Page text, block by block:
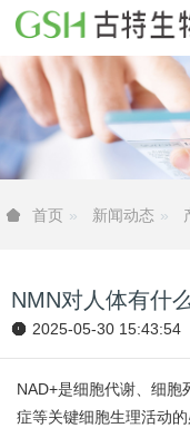
首页 新闻动态
NMN对人体有什
2025-05-30 15:43:54
NAD+是细胞代谢、细胞
症等关键细胞生理活动